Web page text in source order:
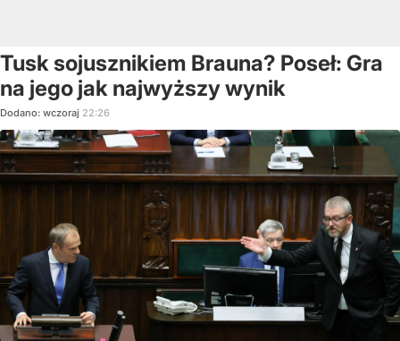
Tusk sojusznikiem Brauna? Poseł: Gra
na jego jak najwyższy wynik
Dodano: wczoraj 22:26